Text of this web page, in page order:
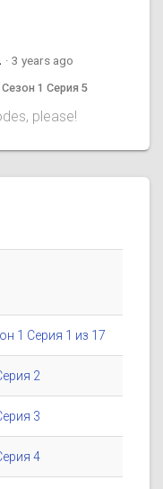
· 3 years ago
1 Серия 5
please!
1 Серия 1 из 17
2
3
4